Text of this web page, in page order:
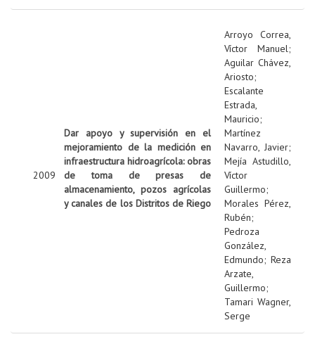
2009
Dar apoyo y supervisión en el
mejoramiento de la medición en
infraestructura hidroagrícola: obras
de toma de presas de
almacenamiento, pozos agrícolas
y canales de los Distritos de Riego
Arroyo Correa,
Víctor Manuel;
Aguilar Chávez,
Ariosto;
Escalante
Estrada,
Mauricio;
Martínez
Navarro, Javier;
Mejía Astudillo,
Víctor
Guillermo;
Morales Pérez,
Rubén;
Pedroza
González,
Edmundo; Reza
Arzate,
Guillermo;
Tamari Wagner,
Serge